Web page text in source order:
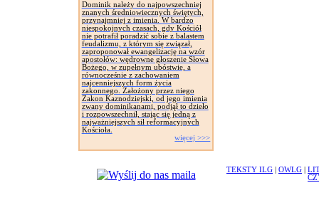
Dominik należy do najpowszechniej
znanych średniowiecznych świętych,
przynajmniej z imienia. W bardzo
niespokojnych czasach, gdy Kościół
nie potrafił poradzić sobie z balastem
feudalizmu, z którym się związał,
zaproponował ewangelizację na wzór
apostołów: wędrowne głoszenie Słowa
Bożego, w zupełnym ubóstwie, a
równocześnie z zachowaniem
najcenniejszych form życia
zakonnego. Założony przez niego
Zakon Kaznodziejski, od jego imienia
zwany dominikanami, podjął to dzieło
i rozpowszechnił, stając się jedną z
najważniejszych sił reformacyjnych
Kościoła.
więcej >>>
TEKSTY ILG OWLG